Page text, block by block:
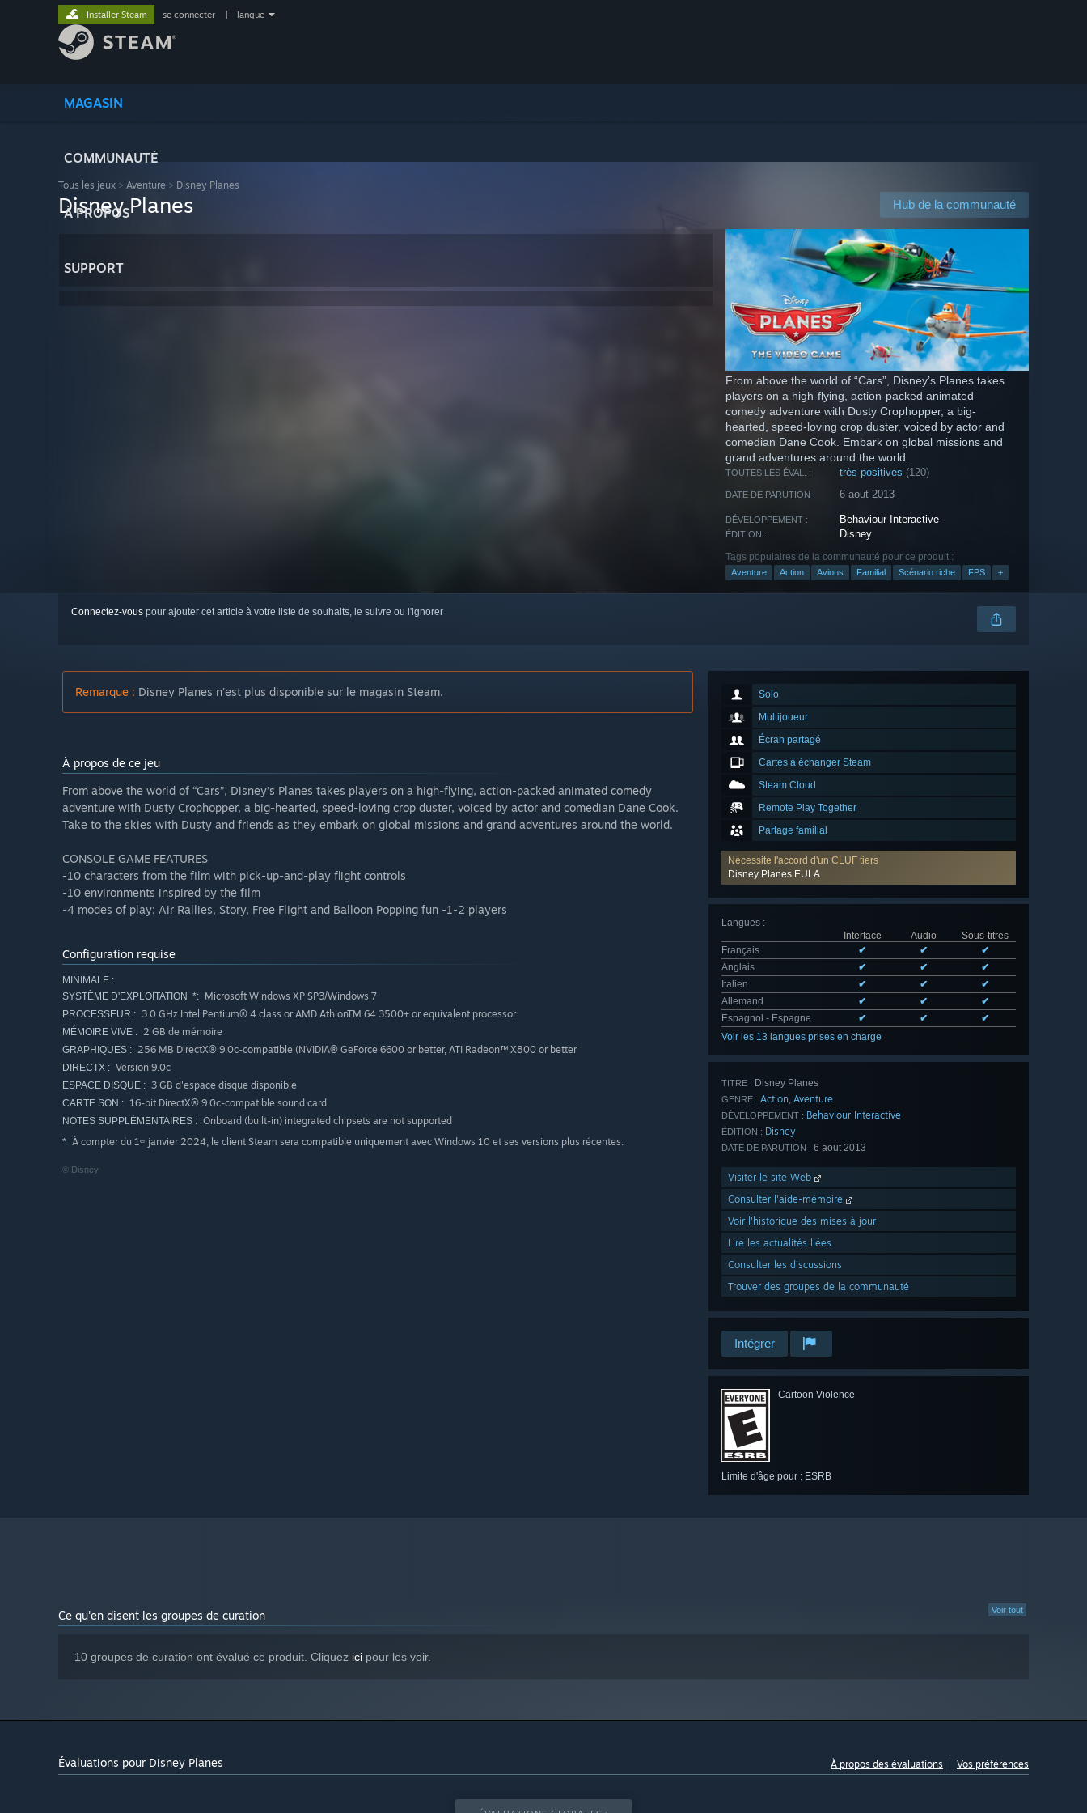
MAGASIN
COMMUNAUTÉ
À PROPOS
SUPPORT
Installer Steam se connecter langue
Tous les jeux > Aventure > Disney Planes
Hub de la communauté
Disney Planes
From above the world of “Cars”, Disney’s Planes takes
players on a high-flying, action-packed animated
comedy adventure with Dusty Crophopper, a big-
hearted, speed-loving crop duster, voiced by actor and
comedian Dane Cook. Embark on global missions and
grand adventures around the world.
TOUTES LES ÉVAL. : très positives (120)
DATE DE PARUTION : 6 aout 2013
DÉVELOPPEMENT : Behaviour Interactive
ÉDITION : Disney
Tags populaires de la communauté pour ce produit :
Aventure Action Avions Familial Scénario riche FPS +
Connectez-vous pour ajouter cet article à votre liste de souhaits, le suivre ou l'ignorer
Solo
Multijoueur
Écran partagé
Cartes à échanger Steam
Steam Cloud
Remote Play Together
Partage familial
Nécessite l'accord d'un CLUF tiers
Disney Planes EULA
Langues :
Interface
Audio
Sous-titres
Français
✔ ✔
✔
Anglais
✔ ✔
✔
Italien
✔ ✔
✔
Allemand
✔ ✔
✔
Espagnol - Espagne
✔ ✔
✔
Voir les 13 langues prises en charge
TITRE : Disney Planes
GENRE : Action, Aventure
DÉVELOPPEMENT : Behaviour Interactive
ÉDITION : Disney
DATE DE PARUTION : 6 aout 2013
Visiter le site Web
Consulter l'aide-mémoire
Voir l'historique des mises à jour
Lire les actualités liées
Consulter les discussions
Trouver des groupes de la communauté
Intégrer
Cartoon Violence
Limite d'âge pour : ESRB
Remarque : Disney Planes n'est plus disponible sur le magasin Steam.
À propos de ce jeu
From above the world of “Cars”, Disney’s Planes takes players on a high-flying, action-packed animated comedy
adventure with Dusty Crophopper, a big-hearted, speed-loving crop duster, voiced by actor and comedian Dane Cook.
Take to the skies with Dusty and friends as they embark on global missions and grand adventures around the world.
CONSOLE GAME FEATURES
-10 characters from the film with pick-up-and-play flight controls
-10 environments inspired by the film
-4 modes of play: Air Rallies, Story, Free Flight and Balloon Popping fun -1-2 players
Configuration requise
MINIMALE :
SYSTÈME D'EXPLOITATION *: Microsoft Windows XP SP3/Windows 7
PROCESSEUR : 3.0 GHz Intel Pentium® 4 class or AMD AthlonTM 64 3500+ or equivalent processor
MÉMOIRE VIVE : 2 GB de mémoire
GRAPHIQUES : 256 MB DirectX® 9.0c-compatible (NVIDIA® GeForce 6600 or better, ATI Radeon™ X800 or better
DIRECTX : Version 9.0c
ESPACE DISQUE : 3 GB d'espace disque disponible
CARTE SON : 16-bit DirectX® 9.0c-compatible sound card
NOTES SUPPLÉMENTAIRES : Onboard (built-in) integrated chipsets are not supported
* À compter du 1ᵉʳ janvier 2024, le client Steam sera compatible uniquement avec Windows 10 et ses versions plus récentes.
© Disney
Voir tout
Ce qu'en disent les groupes de curation
10 groupes de curation ont évalué ce produit. Cliquez ici pour les voir.
Évaluations pour Disney Planes À propos des évaluations Vos préférences